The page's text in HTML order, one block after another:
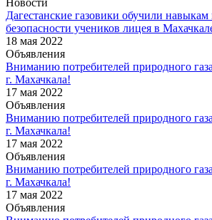
Дагестанские газовики обучили навыкам
безопасности учеников лицея в
18 мая 2022
Объявления
Вниманию потребителей природного
г. Махачкала!
17 мая 2022
Объявления
Вниманию потребителей природного
г. Махачкала!
17 мая 2022
Объявления
Вниманию потребителей природного
г. Махачкала!
17 мая 2022
Объявления